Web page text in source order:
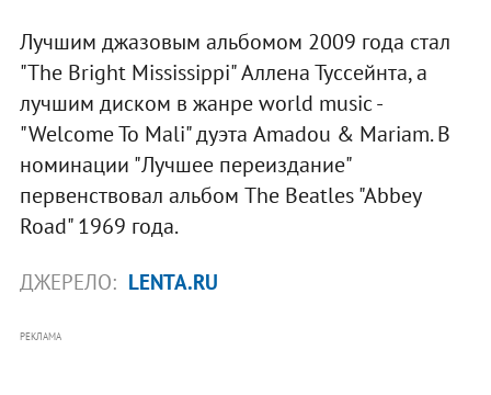
Лучшим джазовым альбомом 2009 года стал
"The Bright Mississippi" Аллена Туссейнта, а
лучшим диском в жанре world music -
"Welcome To Mali" дуэта Amadou & Mariam. В
номинации "Лучшее переиздание"
первенствовал альбом The Beatles "Abbey
Road" 1969 года.
ДЖЕРЕЛО: LENTA.RU
РЕКЛАМА